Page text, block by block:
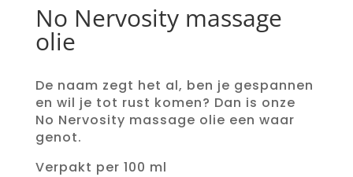
No Nervosity massage
olie
De naam zegt het al, ben je gespannen
en wil je tot rust komen? Dan is onze
No Nervosity massage olie een waar
genot.
Verpakt per 100 ml